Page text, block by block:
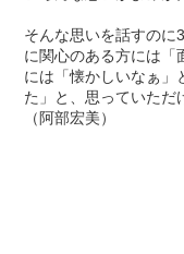
そんな思いを話すのに
に関心のある方には「
には「懐かしいなぁ」
た」と、思っていただ
（阿部宏美）